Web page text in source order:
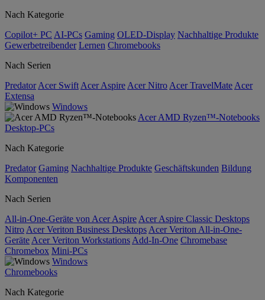
Nach Kategorie
Copilot+ PC AI-PCs Gaming OLED-Display Nachhaltige Produkte
Gewerbetreibender Lernen Chromebooks
Nach Serien
Predator Acer Swift Acer Aspire Acer Nitro Acer TravelMate Acer
Extensa
Windows
Acer AMD Ryzen™-Notebooks
Desktop-PCs
Nach Kategorie
Predator Gaming Nachhaltige Produkte Geschäftskunden Bildung
Komponenten
Nach Serien
All-in-One-Geräte von Acer Aspire Acer Aspire Classic Desktops
Nitro Acer Veriton Business Desktops Acer Veriton All-in-One-
Geräte Acer Veriton Workstations Add-In-One Chromebase
Chromebox Mini-PCs
Windows
Chromebooks
Nach Kategorie